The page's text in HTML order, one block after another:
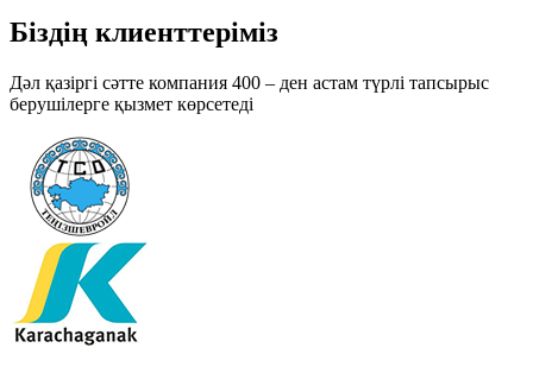
Біздің клиенттеріміз
Дәл қазіргі сәтте компания 400 – ден астам түрлі тапсырыс
берушілерге қызмет көрсетеді